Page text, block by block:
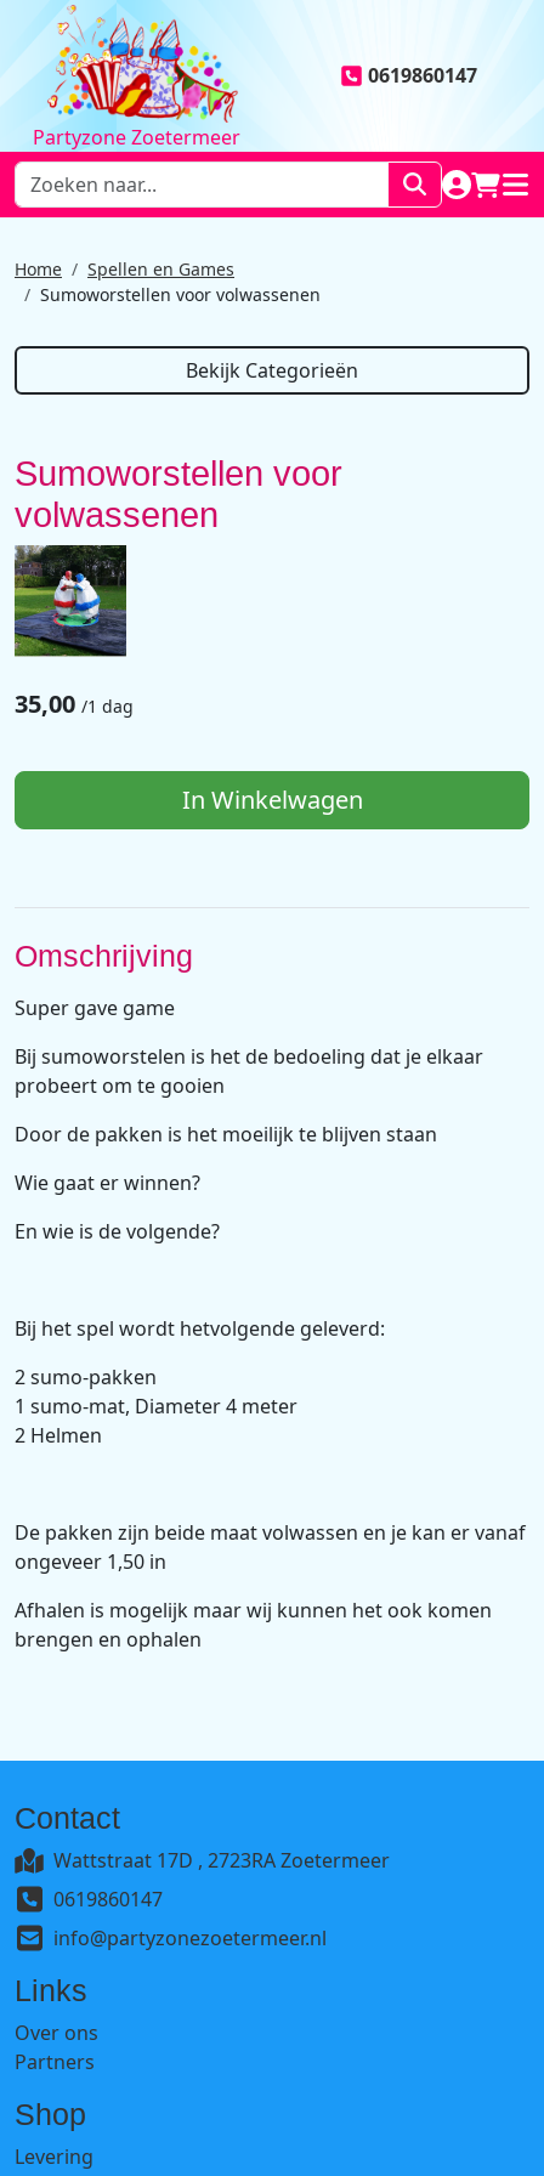
Partyzone Zoetermeer
0619860147
NAAR
Home
Spellen en Games
Sumoworstellen voor volwassenen
Bekijk Categorieën
Sumoworstellen voor
volwassenen
35,00 /1 dag
In Winkelwagen
Omschrijving
Super gave game
Bij sumoworstelen is het de bedoeling dat je elkaar
probeert om te gooien
Door de pakken is het moeilijk te blijven staan
Wie gaat er winnen?
En wie is de volgende?
Bij het spel wordt hetvolgende geleverd:
2 sumo-pakken
1 sumo-mat, Diameter 4 meter
2 Helmen
De pakken zijn beide maat volwassen en je kan er vanaf
ongeveer 1,50 in
Afhalen is mogelijk maar wij kunnen het ook komen
brengen en ophalen
Contact
Wattstraat 17D , 2723RA Zoetermeer
0619860147
info@partyzonezoetermeer.nl
Links
Over ons
Partners
Shop
Levering